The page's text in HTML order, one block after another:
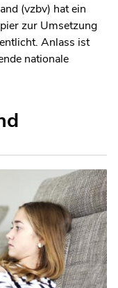
(vzbv) hat ein
zur Umsetzung
Anlass ist
nationale